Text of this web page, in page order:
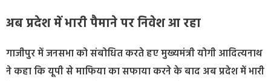
अब प्रदेश में भारी पैमाने पर निवेश आ रहा
गाजीपुर में जनसभा को संबोधित करते हए मुख्यमंत्री योगी आदित्यनाथ
ने कहा कि यूपी से माफिया का सफाया करने के बाद अब प्रदेश में भारी